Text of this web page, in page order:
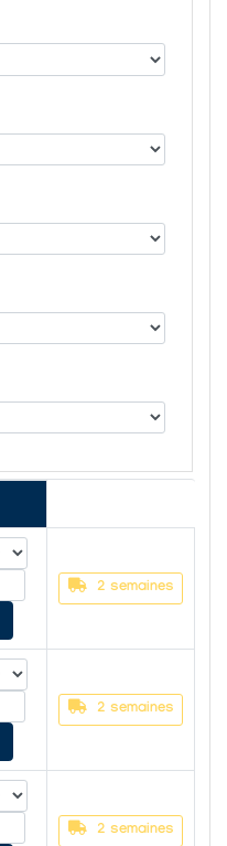
2 semaines
2 semaines
2 semaines